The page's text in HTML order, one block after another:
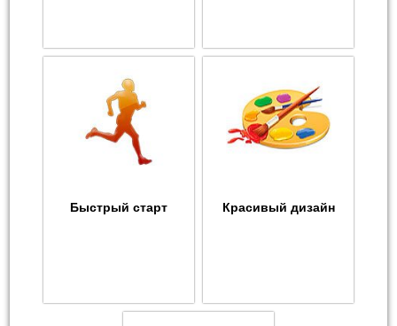
Быстрый старт Красивый дизайн